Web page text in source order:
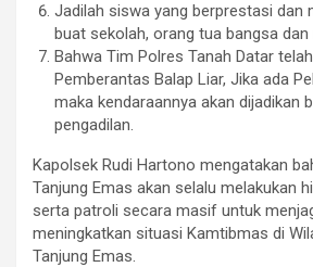
Jadilah siswa yang berprestasi dan
buat sekolah, orang tua bangsa dan
Bahwa Tim Polres Tanah Datar
Pemberantas Balap Liar, Jika ada
maka kendaraannya akan dijadikan
pengadilan.
Kapolsek Rudi Hartono mengatakan
Tanjung Emas akan selalu melakukan
serta patroli secara masif untuk
meningkatkan situasi Kamtibmas di
Tanjung Emas.